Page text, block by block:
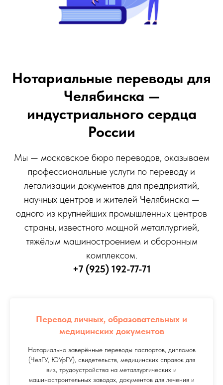
Нотариальные переводы для
Челябинска —
индустриального сердца
России
Мы — московское бюро переводов, оказываем
профессиональные услуги по переводу и
легализации документов для предприятий,
научных центров и жителей Челябинска —
одного из крупнейших промышленных центров
страны, известного мощной металлургией,
тяжёлым машиностроением и оборонным
комплексом.
+7 (925) 192-77-71
Перевод личных, образовательных и
медицинских документов
Нотариально заверённые переводы паспортов, дипломов
(ЧелГУ, ЮУрГУ), свидетельств, медицинских справок для
виз, трудоустройства на металлургических и
машиностроительных заводах, документов для лечения и